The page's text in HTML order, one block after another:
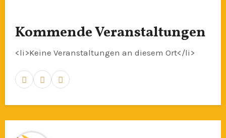
Kommende Veranstaltungen
<li>Keine Veranstaltungen an diesem Ort</li>